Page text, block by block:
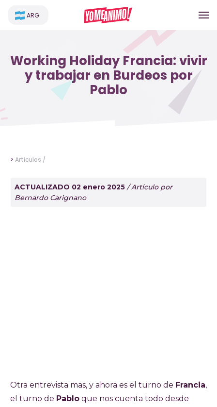
ARG
Working Holiday Francia: vivir
y trabajar en Burdeos por
Pablo
> Articulos /
ACTUALIZADO 02 enero 2025 / Artículo por
Bernardo Carignano
Otra entrevista mas, y ahora es el turno de Francia,
el turno de Pablo que nos cuenta todo desde